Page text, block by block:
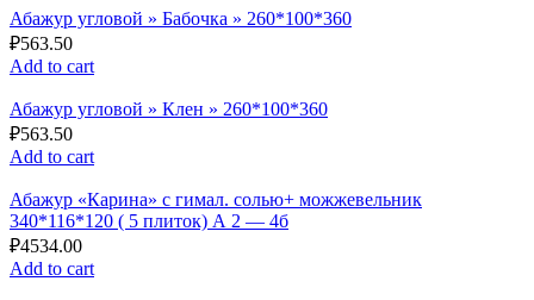
Абажур угловой » Бабочка » 260*100*360
₽563.50
Add to cart
Абажур угловой » Клен » 260*100*360
₽563.50
Add to cart
Абажур «Карина» с гимал. солью+ можжевельник
340*116*120 ( 5 плиток) А 2 — 4б
₽4534.00
Add to cart